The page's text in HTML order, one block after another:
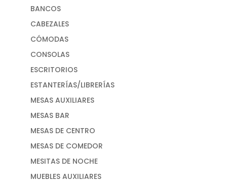
BANCOS
CABEZALES
CÓMODAS
CONSOLAS
ESCRITORIOS
ESTANTERÍAS/LIBRERÍAS
MESAS AUXILIARES
MESAS BAR
MESAS DE CENTRO
MESAS DE COMEDOR
MESITAS DE NOCHE
MUEBLES AUXILIARES